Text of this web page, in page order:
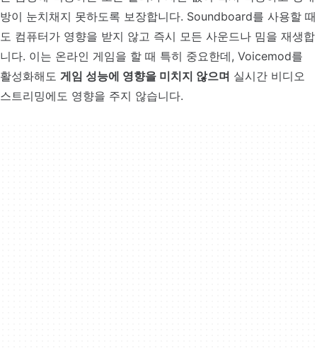
방이 눈치채지 못하도록 보장합니다. Soundboard를 사용할 때
도 컴퓨터가 영향을 받지 않고 즉시 모든 사운드나 밈을 재생합
니다. 이는 온라인 게임을 할 때 특히 중요한데, Voicemod를
활성화해도 게임 성능에 영향을 미치지 않으며 실시간 비디오
스트리밍에도 영향을 주지 않습니다.